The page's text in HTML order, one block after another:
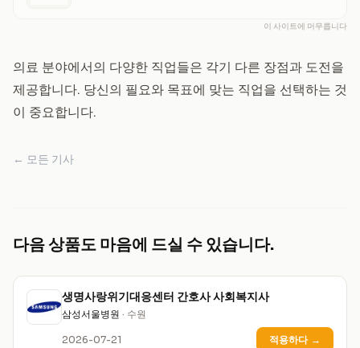
이 사이트에 머무릅니다
의료 분야에서의 다양한 직업들은 각기 다른 장점과 도전을
제공합니다. 당신의 필요와 목표에 맞는 직업을 선택하는 것
이 중요합니다.
← 모든 기사
다음 상품도 마음에 드실 수 있습니다.
생명사랑위기대응센터 간호사 사회복지사
삼성서울병원 · 수원
2026-07-21 적용하다 →